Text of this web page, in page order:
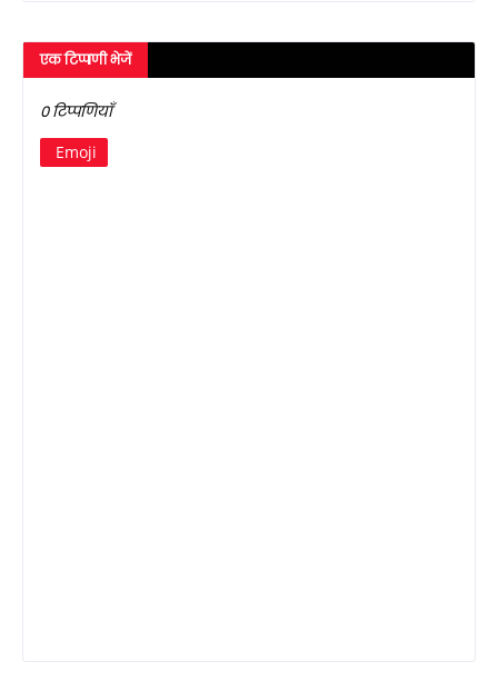
एक टिप्पणी भेजें
0 टिप्पणियाँ
Emoji